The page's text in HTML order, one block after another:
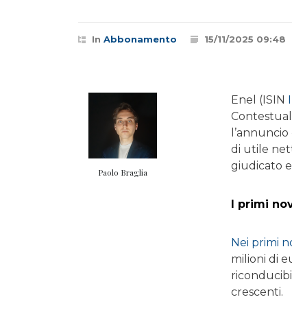
In Abbonamento 15/11/2025 09:48
Enel (ISIN
di utile
giudicato
I primi
Nei primi
milioni di
crescenti.
Paolo Braglia